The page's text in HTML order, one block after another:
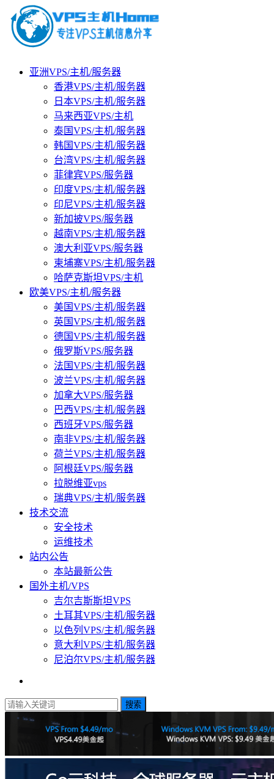
亚洲VPS/主机/服务器
香港VPS/主机/服务器
日本VPS/主机/服务器
马来西亚VPS/主机
泰国VPS/主机/服务器
韩国VPS/主机/服务器
台湾VPS/主机/服务器
菲律宾VPS/服务器
印度VPS/主机/服务器
印尼VPS/主机/服务器
新加披VPS/服务器
越南VPS/主机/服务器
澳大利亚VPS/服务器
柬埔寨VPS/主机/服务器
哈萨克斯坦VPS/主机
欧美VPS/主机/服务器
美国VPS/主机/服务器
英国VPS/主机/服务器
德国VPS/主机/服务器
俄罗斯VPS/服务器
法国VPS/主机/服务器
波兰VPS/主机/服务器
加拿大VPS/服务器
巴西VPS/主机/服务器
西班牙VPS/服务器
南非VPS/主机/服务器
荷兰VPS/主机/服务器
阿根廷VPS/服务器
拉脱维亚vps
瑞典VPS/主机/服务器
技术交流
安全技术
运维技术
站内公告
本站最新公告
国外主机/VPS
吉尔吉斯斯坦VPS
土耳其VPS/主机/服务器
以色列VPS/主机/服务器
意大利VPS/主机/服务器
尼泊尔VPS/主机/服务器
搜索